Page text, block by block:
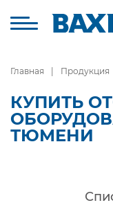
Главная Продукция
КУПИТЬ
ТЮМЕНИ